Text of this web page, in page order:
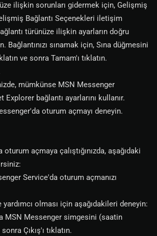
ilişkin sorunları gidermek için, Gelişmiş
Bağlantı Seçenekleri iletişim
türünüze ilişkin ayarların doğru
Bağlantınızı sınamak için, Sına düğmesini
ve sonra Tamam'ı tıklatın.
mümkünse MSN Messenger
bağlantı ayarlarını kullanır.
oturum açmayı deneyin.
açmaya çalıştığınızda, aşağıdaki
Service'da oturum açmanızı
olması için aşağıdakileri deneyin:
MSN Messenger simgesini (saatin
Çıkış'ı tıklatın.